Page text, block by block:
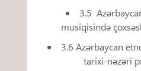
3.5
musiqisində
3.6 Azərbaycan
tarixi-nəzəri